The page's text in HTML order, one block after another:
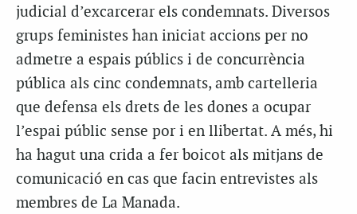
judicial d’excarcerar els condemnats. Diversos
grups feministes han iniciat accions per no
admetre a espais públics i de concurrència
pública als cinc condemnats, amb cartelleria
que defensa els drets de les dones a ocupar
l’espai públic sense por i en llibertat. A més, hi
ha hagut una crida a fer boicot als mitjans de
comunicació en cas que facin entrevistes als
membres de La Manada.